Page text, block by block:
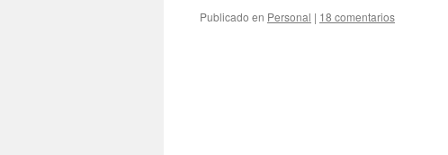
Publicado en Personal | 18 comentarios